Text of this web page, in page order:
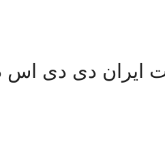
ایران دی دی اس